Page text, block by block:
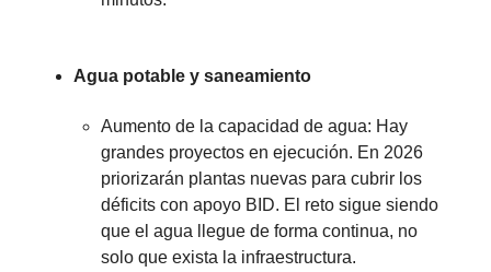
Agua potable y saneamiento
Aumento de la capacidad de agua: Hay
grandes proyectos en ejecución. En 2026
priorizarán plantas nuevas para cubrir los
déficits con apoyo BID. El reto sigue siendo
que el agua llegue de forma continua, no
solo que exista la infraestructura.